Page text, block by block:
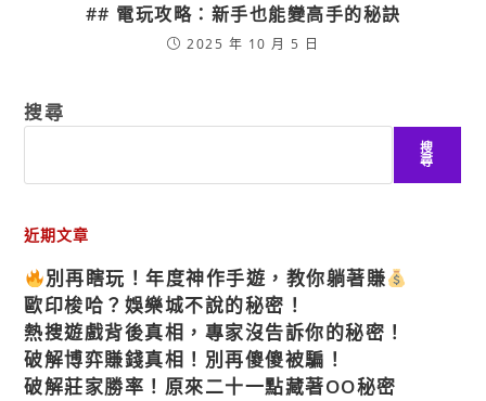
## 電玩攻略：新手也能變高手的秘訣
2025 年 10 月 5 日
搜尋
搜
尋
近期文章
別再瞎玩！年度神作手遊，教你躺著賺
歐印梭哈？娛樂城不說的秘密！
熱搜遊戲背後真相，專家沒告訴你的秘密！
破解博弈賺錢真相！別再傻傻被騙！
破解莊家勝率！原來二十一點藏著OO秘密